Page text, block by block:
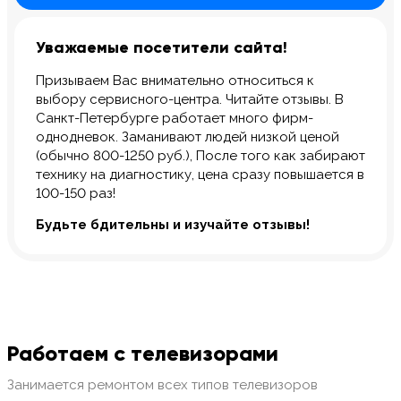
Уважаемые посетители сайта!
Призываем Вас внимательно относиться к
выбору сервисного-центра. Читайте отзывы. В
Санкт-Петербурге работает много фирм-
однодневок. Заманивают людей низкой ценой
(обычно 800-1250 руб.), После того как забирают
технику на диагностику, цена сразу повышается в
100-150 раз!
Будьте бдительны и изучайте отзывы!
Работаем с телевизорами
Занимается ремонтом всех типов телевизоров